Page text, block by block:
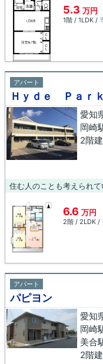
5.3 万円
1階 / 1LDK /
アパート
Ｈｙｄｅ Ｐａｒ
愛知
岡崎
2階
6.6 万円
2階 / 2LDK /
アパート
パピヨン
愛知
岡崎
美合
2階